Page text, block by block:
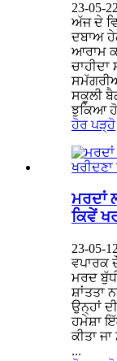
23-05-
ਅੱਜ ਦੇ
ਦਬਾਅ
ਆਰਾਮ
ਸਕੂਲੀ
ਝੁਕਿਆ
ਹੋਰ ਪੜ੍ਹੋ
ਮਰਦਾਂ
ਕਿਵੇਂ
23-05-
ਵਪਾਰਕ
ਮਰਦ
ਸ਼ਾਂਤਤਾ
ਉਨ੍ਹਾਂ
ਹਮੇਸ਼ਾ
ਕੀਤਾ
...